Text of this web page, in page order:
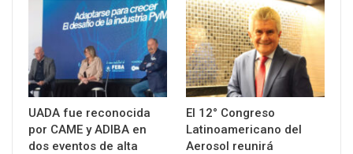
UADA fue reconocida
por CAME y ADIBA en
dos eventos de alta
El 12° Congreso
Latinoamericano del
Aerosol reunirá